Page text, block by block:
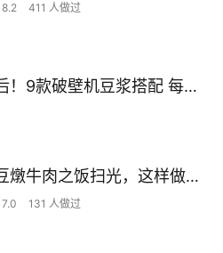
411 人做过
节后！9款破壁机豆浆搭配 每天不重样喝出好状态！
土豆燉牛肉之饭扫光，这样做也太香了吧，还没出锅已是浓香四溢了
131 人做过